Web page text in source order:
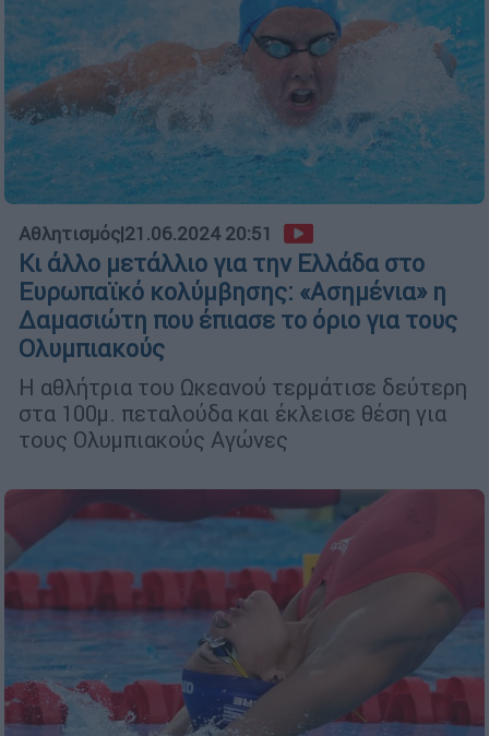
Αθλητισμός|21.06.2024 20:51
Κι άλλο μετάλλιο για την Ελλάδα στο
Ευρωπαϊκό κολύμβησης: «Ασημένια» η
Δαμασιώτη που έπιασε το όριο για τους
Ολυμπιακούς
Η αθλήτρια του Ωκεανού τερμάτισε δεύτερη
στα 100μ. πεταλούδα και έκλεισε θέση για
τους Ολυμπιακούς Αγώνες